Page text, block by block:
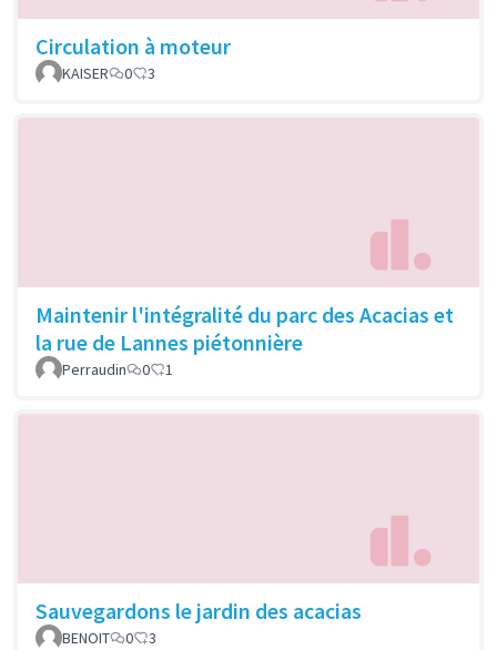
Circulation à moteur
KAISER 0 3
Maintenir l'intégralité du parc des Acacias et
la rue de Lannes piétonnière
Perraudin 0 1
Sauvegardons le jardin des acacias
BENOIT 0 3